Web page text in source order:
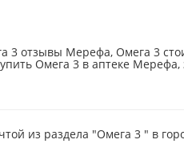
3 отзывы Мерефа, Омега 3
Омега 3 в аптеке
из раздела "Омега 3 " в